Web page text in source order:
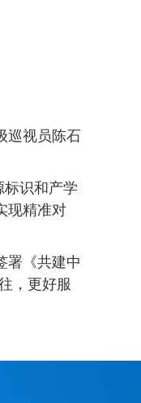
巡视员陈石
识和产学
现精准对
署《共建中
，更好服